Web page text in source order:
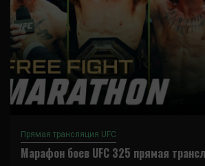
Прямая трансляция UFC
Марафон боев UFC 325 прямая